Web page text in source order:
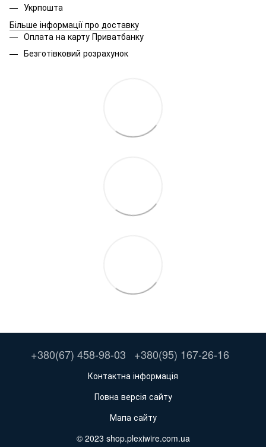
Укрпошта
Більше інформації про доставку
Оплата на карту Приватбанку
Безготівковий розрахунок
+380(67) 458-98-03 +380(95) 167-26-16
Контактна інформація
Повна версія сайту
Мапа сайту
© 2023 shop.plexiwire.com.ua